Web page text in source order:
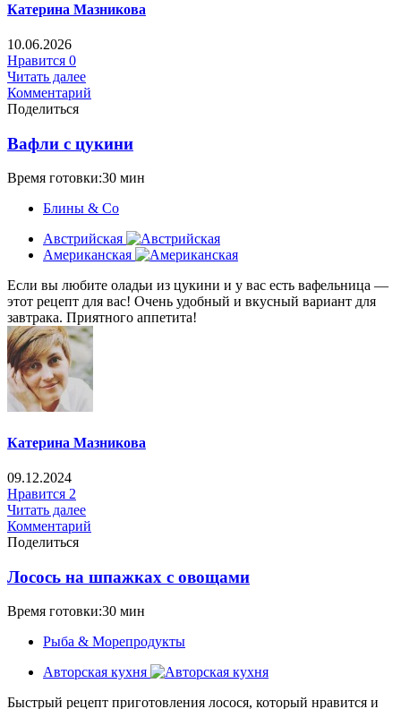
Катерина Мазникова
10.06.2026
Нравится 0
Читать далее
Комментарий
Поделиться
Вафли с цукини
Время готовки:30 мин
Блины & Co
Австрийская
Американская
Если вы любите оладьи из цукини и у вас есть вафельница —
этот рецепт для вас! Очень удобный и вкусный вариант для
завтрака. Приятного аппетита!
Катерина Мазникова
09.12.2024
Нравится 2
Читать далее
Комментарий
Поделиться
Лосось на шпажках с овощами
Время готовки:30 мин
Рыба & Mорепродукты
Авторская кухня
Быстрый рецепт приготовления лосося, который нравится и